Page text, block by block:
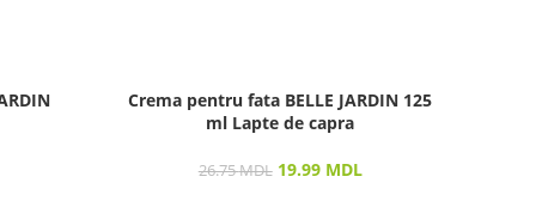
Crema pentru fata BELLE JARDIN 125
ml Lapte de capra
26.75MDL 19.99 MDL